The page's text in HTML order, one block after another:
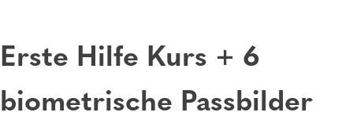
Erste Hilfe Kurs + 6
biometrische Passbilder